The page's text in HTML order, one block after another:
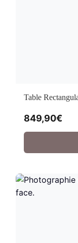
Table
849,90€